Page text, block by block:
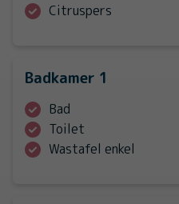
Citruspers
Badkamer 1
Bad
Toilet
Wastafel enkel